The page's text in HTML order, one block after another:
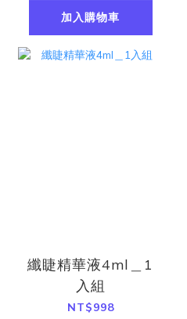
加入購物車
纖睫精華液4ml＿1
入組
NT$998